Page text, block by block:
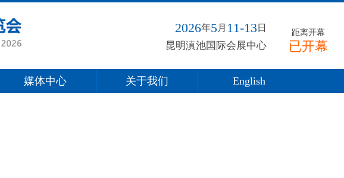
距离开幕
已开幕
2026年5月 11-13 日
昆明滇池国际会展中心
媒体中心 关于我们 English